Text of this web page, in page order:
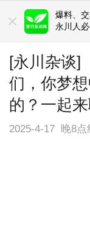
爆料、
永川人
[永川杂谈]
们，你梦
的？一起
2025-4-17 晚8点